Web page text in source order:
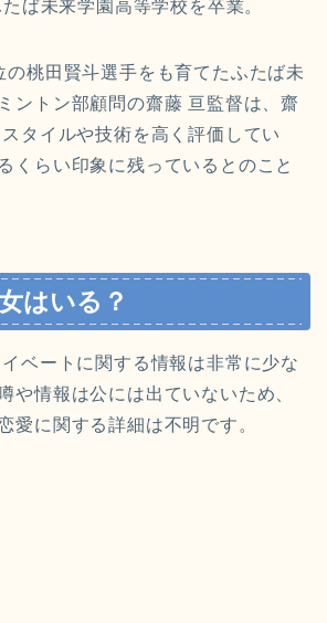
ば未来学園高等学校を卒業。
の桃田賢斗選手をも育てたふたば未
ントン部顧問の齋藤 亘監督は、齋
タイルや技術を高く評価してい
くらい印象に残っているとのこと
はいる？
ベートに関する情報は非常に少な
や情報は公には出ていないため、
愛に関する詳細は不明です。